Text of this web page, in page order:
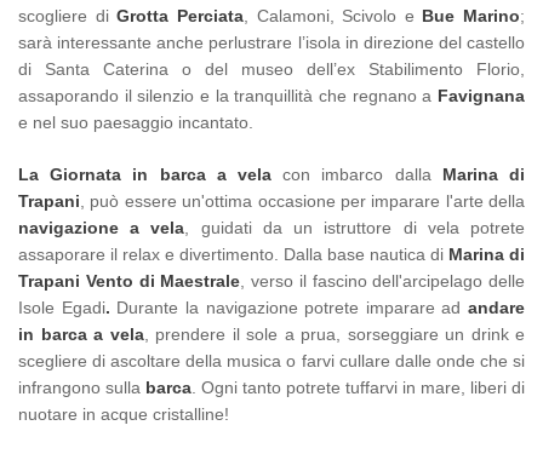
scogliere diGrotta Perciata, Calamoni, Scivolo e Bue Marino;
sarà interessante anche perlustrare l’isola in direzione del castello
di Santa Caterina o del museo dell’ex Stabilimento Florio,
assaporando il silenzio e la tranquillità che regnano a Favignana
e nel suo paesaggio incantato.
La Giornata in barca a vela con imbarco dalla Marina di
Trapani , può essere un'ottima occasione per imparare l'arte della
navigazione a vela , guidati da un istruttore di vela potrete
assaporare il relax e divertimento. Dalla base nautica di Marina di
Trapani Vento di Maestrale , verso il fascino dell'arcipelago delle
Isole Egadi. Durante la navigazione potrete imparare ad andare
in barca a vela, prendere il sole a prua, sorseggiare un drink e
scegliere di ascoltare della musica o farvi cullare dalle onde che si
infrangono sulla barca . Ogni tanto potrete tuffarvi in mare, liberi di
nuotare in acque cristalline!